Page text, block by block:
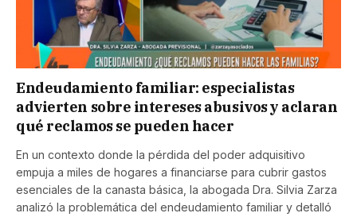
Endeudamiento familiar: especialistas
advierten sobre intereses abusivos y aclaran
qué reclamos se pueden hacer
En un contexto donde la pérdida del poder adquisitivo
empuja a miles de hogares a financiarse para cubrir gastos
esenciales de la canasta básica, la abogada Dra. Silvia Zarza
analizó la problemática del endeudamiento familiar y detalló